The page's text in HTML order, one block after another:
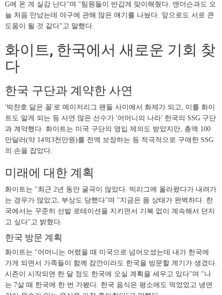
G에 온 게 실감 난다"며 "팀원들이 반갑게 맞이해줬다. 앤더슨과도 오
늘 처음 만났는데 야구에 관해 많은 얘기를 나눴다. 앞으로도 서로 큰
도움이 될 것 같다"고 말했다.
화이트, 한국에서 새로운 기회 찾
다
한국 구단과 계약한 사연
'박찬호 닮은 꼴'로 메이저리그 팬들 사이에서 화제가 되고, 이를 화이
트도 알게 되는 등 사연 많은 선수가 '어머니의 나라' 한국의 SSG 구단
과 계약했다. 화이트는 미국 구단의 영입 제의도 받았지만, 총액 100
만달러(약 14억3천만원)를 전액 보장하는 등 적극적으로 구애한 SSG
의 손을 잡았다.
미래에 대한 계획
화이트는 "최근 2년 동안 굴곡이 많았다. 빅리그에 올라왔다가 내려가
는 경우가 많았고, 부상도 당했다"며 "지금은 몸 상태가 완벽하다. 한
국에서는 꾸준히 선발 로테이션을 지키면서 기복 없이 계속해서 던지
고 싶다"고 밝혔다.
한국 방문 계획
화이트는 "어머니는 어렸을 때 미국으로 넘어오셨는데 내가 한국에
가게 되면서 가족들이 함께 잠깐이라도 한국을 방문할 계기가 생겼다.
시즌이 시작되면 한 달 정도 한국에 오실 계획을 세우고 있다"며 "나
는 7살 때 한국에 한 번 가봤다. 한국 음식은 평소에도 먹었었고 냉면